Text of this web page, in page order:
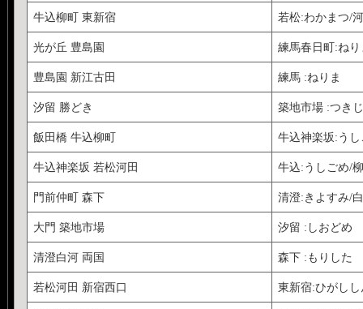
牛込柳町 東新宿 若松:わかまつ/
光が丘 豊島園 練馬春日町:ね
豊島園 新江古田 練馬 :ねりま
汐留 勝どき 築地市場 :つき
飯田橋 牛込柳町 牛込神楽坂:う
牛込神楽坂 若松河田 牛込:うしごめ/
門前仲町 森下 清澄:きよすみ/
大門 築地市場 汐留 :しおどめ
清澄白河 両国 森下 :もりした
若松河田 新宿西口 東新宿:ひがし